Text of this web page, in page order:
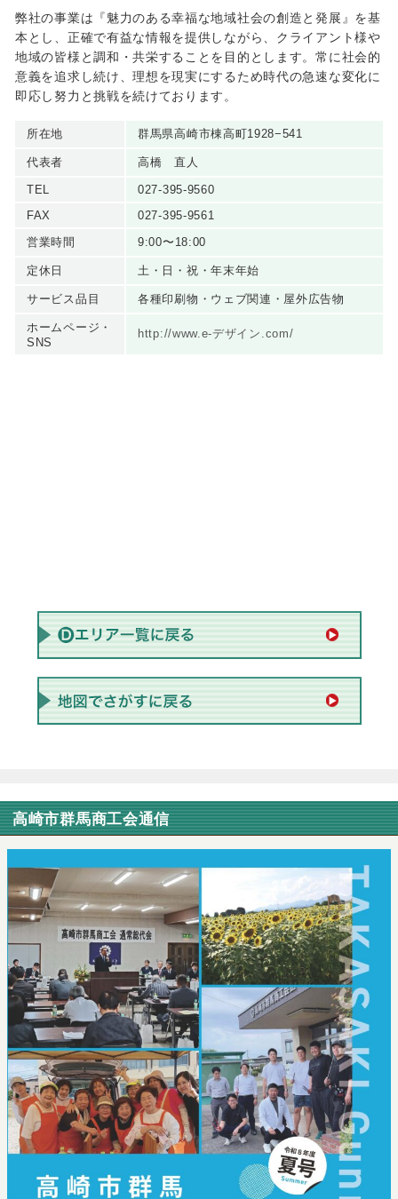
弊社の事業は『魅力のある幸福な地域社会の創造と発展』を基
本とし、正確で有益な情報を提供しながら、クライアント様や
地域の皆様と調和・共栄することを目的とします。常に社会的
意義を追求し続け、理想を現実にするため時代の急速な変化に
即応し努力と挑戦を続けております。
所在地 群馬県高崎市棟高町1928−541
代表者 高橋 直人
TEL
027-395-9560
FAX
027-395-9561
営業時間
9:00〜18:00
定休日 土・日・祝・年末年始
サービス品目 各種印刷物・ウェブ関連・屋外広告物
ホームページ・
SNS
http://www.e-デザイン.com/
高崎市群馬商工会通信